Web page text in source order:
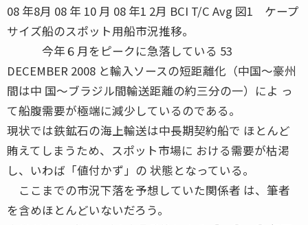
08 年8月 08 年 10 月 08 年1 2月 BCI T/C Avg 図1 ケープ
サイズ船のスポット用船市況推移。
今年６月をピークに急落している 53
DECEMBER 2008 と輸入ソースの短距離化（中国〜豪州
間は中 国〜ブラジル間輸送距離の約三分の一）によ っ
て船腹需要が極端に減少しているのである。
現状では鉄鉱石の海上輸送は中長期契約船で ほとんど
賄えてしまうため、スポット市場に おける需要が枯渇
し、いわば「値付かず」の 状態となっている。
ここまでの市況下落を予想していた関係者 は、筆者
を含めほとんどいないだろう。